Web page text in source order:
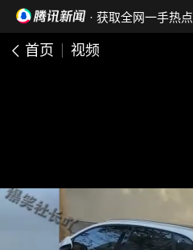
· 获取全网一手热点
首页 视频